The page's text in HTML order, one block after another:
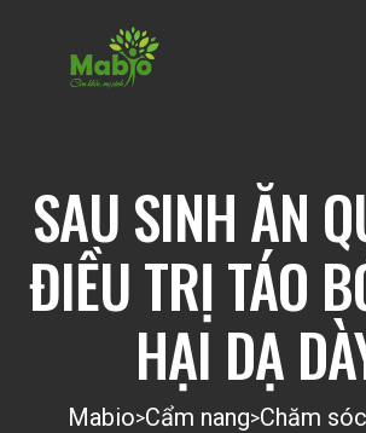
SAU SINH ĂN
ĐIỀU TRỊ TÁO
HẠI DẠ
Mabio>Cẩm nang>Chăm